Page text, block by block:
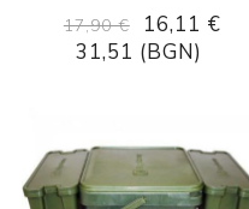
17,90 €
16,11 €
31,51 (BGN)